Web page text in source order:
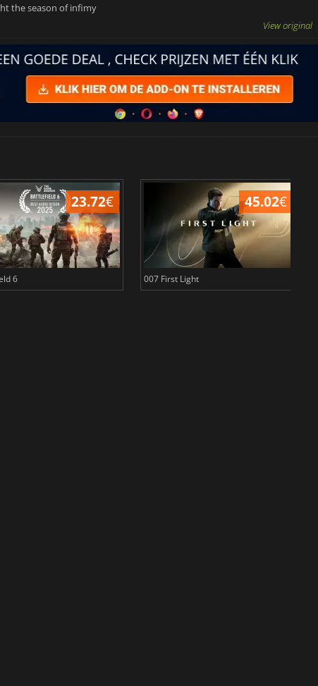
the season of infimy
View original
23.72€
6
45.02€
007 First Light